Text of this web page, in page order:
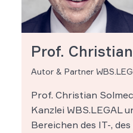
Prof.
Autor & Partner
Prof. Christian
Kanzlei WBS.LEGAL
Bereichen des IT-,